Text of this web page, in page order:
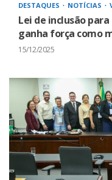
DESTAQUES NOTÍCIAS
Lei de inclusão
ganha força como
15/12/2025